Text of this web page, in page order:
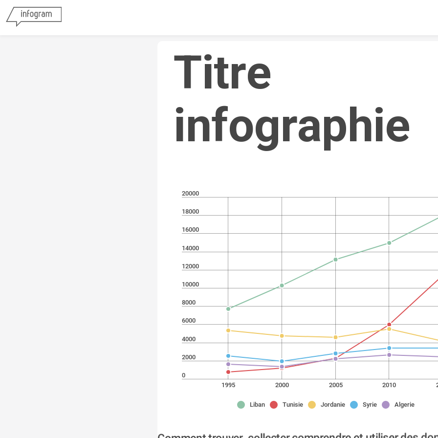
Titre
infographie
0
2000
4000
6000
8000
10000
12000
14000
16000
18000
20000
1995 2000 2005 2010
Liban Tunisie Jordanie Syrie Algerie